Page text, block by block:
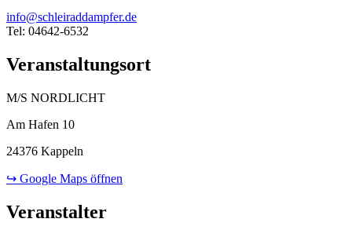
info@schleiraddampfer.de
Tel: 04642-6532
Veranstaltungsort
M/S NORDLICHT
Am Hafen 10
24376 Kappeln
↪ Google Maps öffnen
Veranstalter